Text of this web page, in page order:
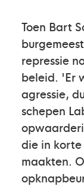
Toen Bart
repressie
beleid. 'Er
agressie,
schepen
die in
maakten.